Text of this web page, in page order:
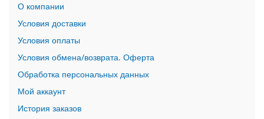
P
h
o
n
e
1
7
P
r
o
О компании
Условия доставки
Условия оплаты
Условия обмена/возврата. Оферта
Обработка персональных данных
Мой аккаунт
История заказов